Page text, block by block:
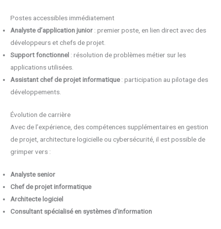
Postes accessibles immédiatement
Analyste d’application junior : premier poste, en lien direct avec des
développeurs et chefs de projet.
Support fonctionnel : résolution de problèmes métier sur les
applications utilisées.
Assistant chef de projet informatique: participation au pilotage des
développements.
Évolution de carrière
Avec de l’expérience, des compétences supplémentaires en gestion
de projet, architecture logicielle ou cybersécurité, il est possible de
grimper vers :
Analyste senior
Chef de projet informatique
Architecte logiciel
Consultant spécialisé en systèmes d’information